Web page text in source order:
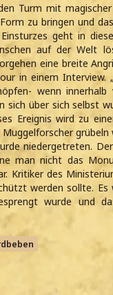
Turm mit
zu bringen und
geht in
auf der Welt
eine breite
in einem
wenn
sich über sich selbst
Ereignis wird zu
niedergetreten.
man nicht das
Kritiker des
werden sollte.
wurde und